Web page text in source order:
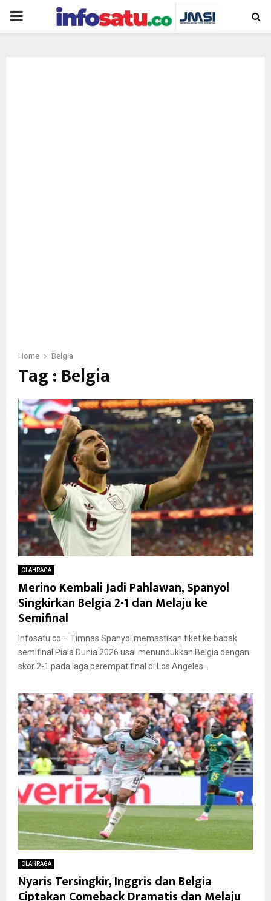
PRIMARY
Home Belgia
Tag : Belgia
OLAHRAGA
Merino Kembali Jadi Pahlawan, Spanyol
Singkirkan Belgia 2-1 dan Melaju ke
Semifinal
Infosatu.co – Timnas Spanyol memastikan tiket ke babak
semifinal Piala Dunia 2026 usai menundukkan Belgia dengan
skor 2-1 pada laga perempat final di Los Angeles...
OLAHRAGA
Nyaris Tersingkir, Inggris dan Belgia